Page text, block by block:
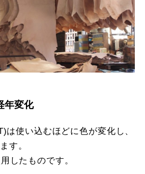
年変化
は使い込むほどに色が変化し、
す。
したものです。